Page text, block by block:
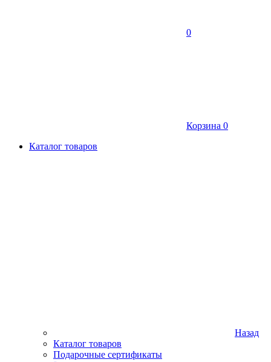
0
Корзина 0
Каталог товаров
Назад
Каталог товаров
Подарочные сертификаты